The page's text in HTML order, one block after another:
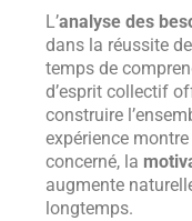
L’analyse des
dans la réussite
temps de
d’esprit collectif
construire
expérience
concerné, la
augmente
longtemps.